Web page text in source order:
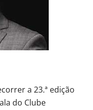
a 23.ª edição
do Clube